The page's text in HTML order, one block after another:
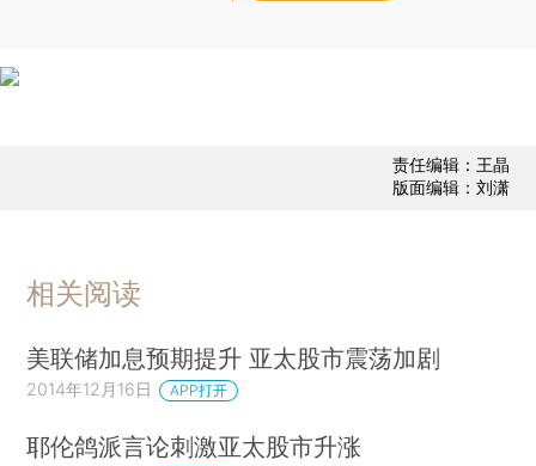
责任编辑：王晶
版面编辑：刘潇
相关阅读
美联储加息预期提升 亚太股市震荡加剧
2014年12月16日 APP打开
耶伦鸽派言论刺激亚太股市升涨